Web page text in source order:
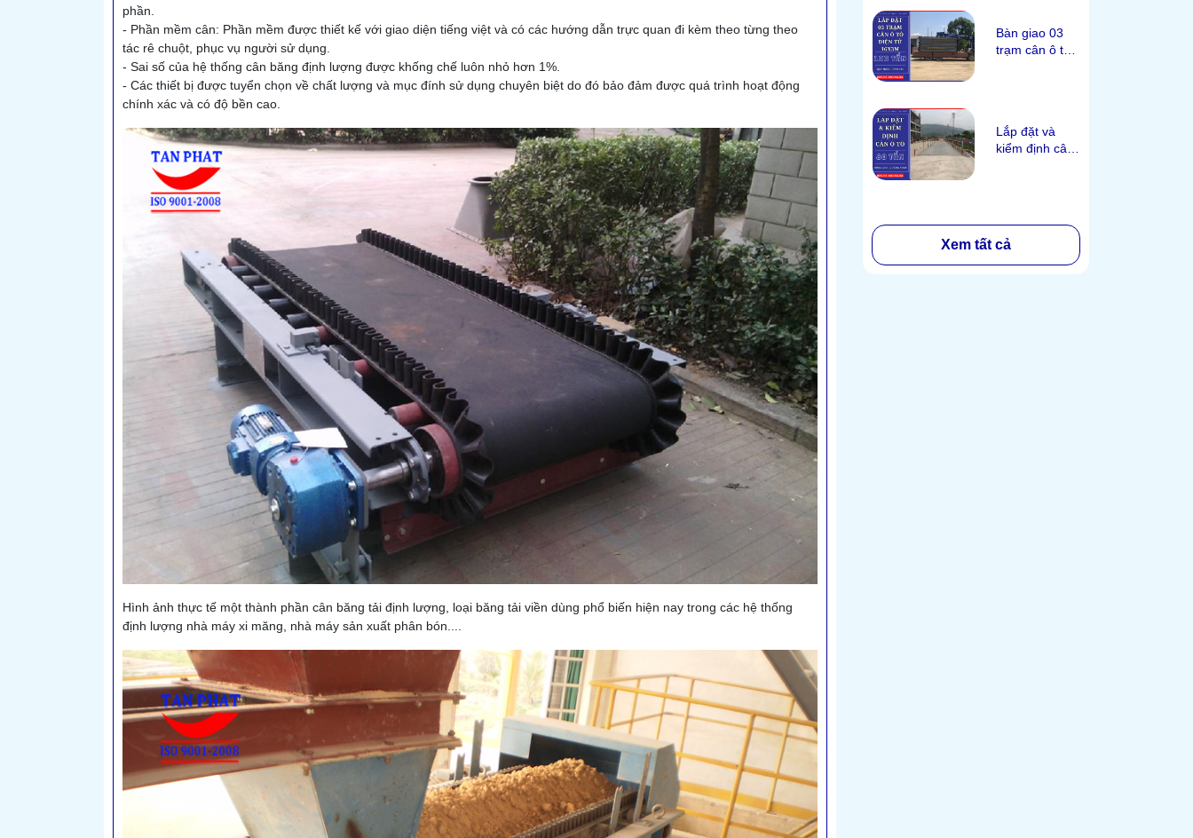
phần.
- Phần mềm cân: Phần mềm được thiết kế với giao diện tiếng việt và có các hướng dẫn trực quan đi kèm theo từng theo
tác rê chuột, phục vụ người sử dụng.
- Sai số của hệ thống cân băng định lượng được khống chế luôn nhỏ hơn 1%.
- Các thiết bị được tuyển chọn về chất lượng và mục đính sử dụng chuyên biệt do đó bảo đảm được quá trình hoạt động
chính xác và có độ bền cao.
Hình ảnh thực tế một thành phần cân băng tải định lượng, loại băng tải viền dùng phổ biến hiện nay trong các hệ thống
định lượng nhà máy xi măng, nhà máy sản xuất phân bón....
Bàn giao 03
trạm cân ô tô
Lắp đặt và
kiểm định cân
Xem tất cả